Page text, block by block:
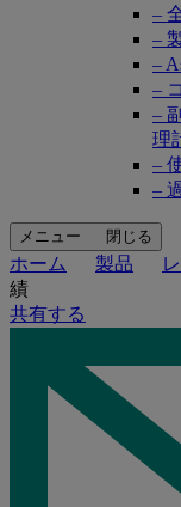
–
–
–
–
–
理
–
–
メニュー 閉じる
ホーム
製品
績
共有する